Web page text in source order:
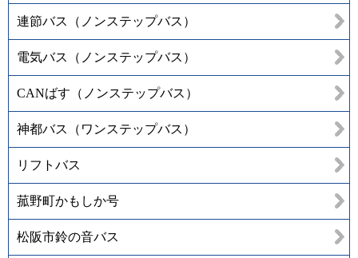
連節バス（ノンステップバス）
電気バス（ノンステップバス）
CANばす（ノンステップバス）
神都バス（ワンステップバス）
リフトバス
菰野町かもしか号
松阪市鈴の音バス